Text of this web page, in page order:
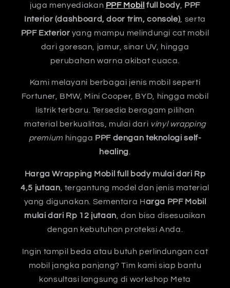
juga menyediakan PPF Mobil full body, PPF
Interior (dashboard, door trim, console) , serta
PPF Exterior yang mampu melindungi cat mobil
dari goresan, jamur, sinar UV, hingga
perubahan warna akibat cuaca.
Kami melayani berbagai jenis mobil seperti
Fortuner, BMW, Mini Cooper, BYD, hingga mobil
listrik terbaru. Tersedia beragam pilihan
material berkualitas, mulai dari vinyl wrapping
premium hingga PPF dengan teknologi self-
healing.
Harga Wrapping Mobil full body mulai dari Rp
4,5 jutaan, tergantung model dan jenis material
yang digunakan. Sementara Harga PPF Mobil
mulai dari Rp 12 jutaan, dan bisa disesuaikan
dengan kebutuhan proteksi Anda.
Ingin tampil beda atau butuh perlindungan cat
mobil jangka panjang? Tim kami siap bantu
konsultasi langsung di workshop Meta